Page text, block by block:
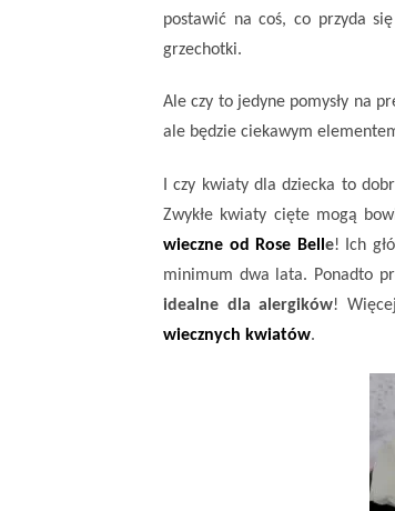
postawić na coś, co przyda
grzechotki.
Ale czy to jedyne pomysły na
ale będzie ciekawym
I czy kwiatydla dziecka to
Zwykłe kwiaty cięte mogą
wieczne od Rose Belle! Ich
minimum dwa lata. Ponadto
idealne dla alergików!
wiecznych kwiatów.